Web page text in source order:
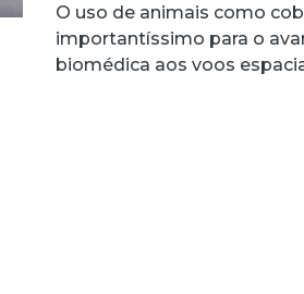
O uso de animais como
importantíssimo para o
biomédica aos voos